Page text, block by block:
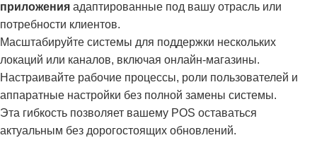
приложения адаптированные под вашу отрасль или
потребности клиентов.
Масштабируйте системы для поддержки нескольких
локаций или каналов, включая онлайн-магазины.
Настраивайте рабочие процессы, роли пользователей и
аппаратные настройки без полной замены системы.
Эта гибкость позволяет вашему POS оставаться
актуальным без дорогостоящих обновлений.